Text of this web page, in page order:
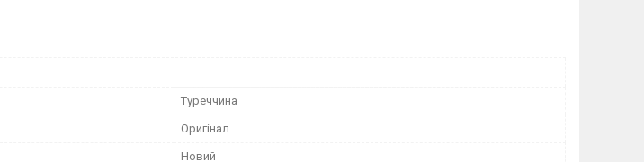
Туреччина
Оригінал
Новий